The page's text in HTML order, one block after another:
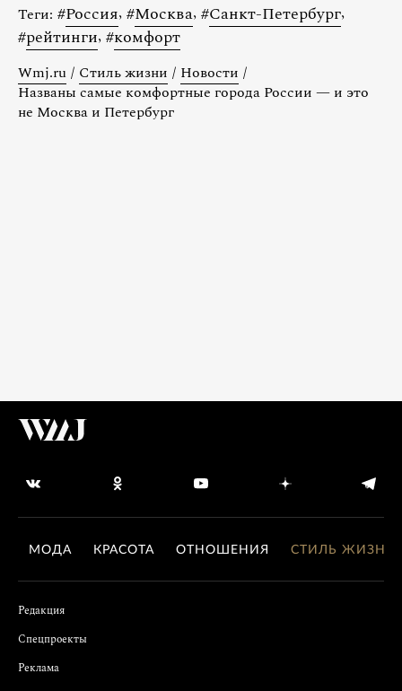
Теги: #Россия, #Москва, #Санкт-Петербург,
#рейтинги, #комфорт
Wmj.ru / Стиль жизни / Новости /
Названы самые комфортные города России — и это
не Москва и Петербург
МОДА КРАСОТА ОТНОШЕНИЯ СТИЛЬ ЖИЗНИ
Редакция
Спецпроекты
Реклама